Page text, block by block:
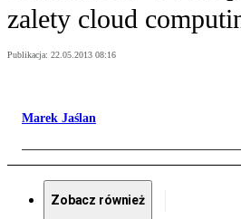
zalety cloud
Publikacja: 22.05.2013 08:16
Marek Jaślan
Zobacz również